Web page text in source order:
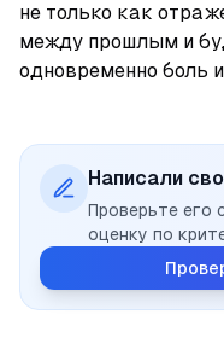
не только как
между прошлым и
одновременно боль
Написали
Проверьте
оценку по